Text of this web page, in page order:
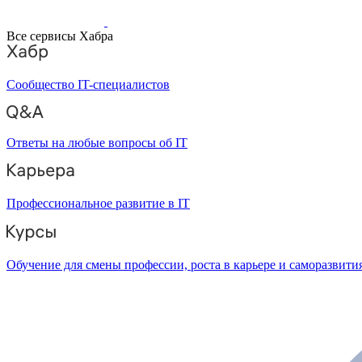
Все сервисы Хабра
Сообщество IT-специалистов
Ответы на любые вопросы об IT
Профессиональное развитие в IT
Обучение для смены профессии, роста в карьере и